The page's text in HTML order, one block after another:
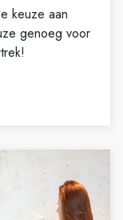
keuze aan
genoeg voor